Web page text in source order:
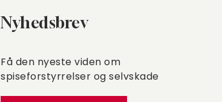
Nyhedsbrev
Få den nyeste viden om
spiseforstyrrelser og selvskade